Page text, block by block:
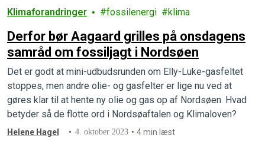
Klimaforandringer fossilenergi klima
Derfor bør Aagaard grilles på onsdagens
samråd om fossiljagt i Nordsøen
Det er godt at mini-udbudsrunden om Elly-Luke-gasfeltet
stoppes, men andre olie- og gasfelter er lige nu ved at
gøres klar til at hente ny olie og gas op af Nordsøen. Hvad
betyder så de flotte ord i Nordsøaftalen og Klimaloven?
Helene Hagel 4. oktober 2023 4 min læst